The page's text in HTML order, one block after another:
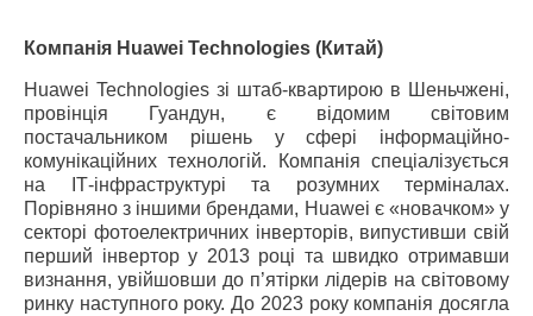
Компанія Huawei Technologies (Китай)
Huawei Technologies зі штаб-квартирою в Шеньчжені,
провінція Гуандун, є відомим світовим
постачальником рішень у сфері інформаційно-
комунікаційних технологій. Компанія спеціалізується
на ІТ-інфраструктурі та розумних терміналах.
Порівняно з іншими брендами, Huawei є «новачком» у
секторі фотоелектричних інверторів, випустивши свій
перший інвертор у 2013 році та швидко отримавши
визнання, увійшовши до п’ятірки лідерів на світовому
ринку наступного року. До 2023 року компанія досягла